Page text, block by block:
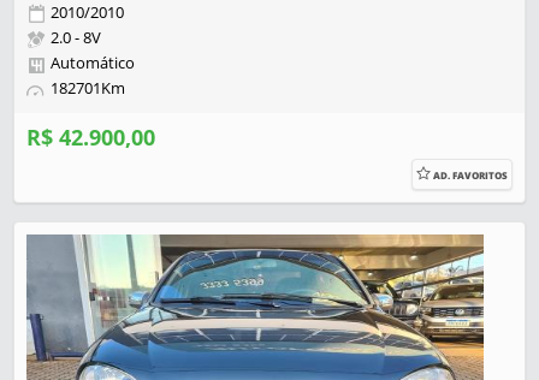
2010/2010
2.0 - 8V
Automático
182701Km
R$ 42.900,00
AD. FAVORITOS